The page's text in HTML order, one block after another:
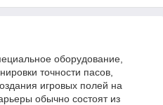
оборудование,
точности пасов,
игровых полей на
обычно состоят из